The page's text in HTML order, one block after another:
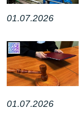
01.07.2026
01.07.2026